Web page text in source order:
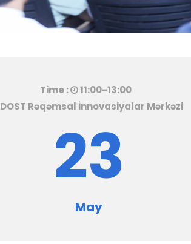
Time :
11:00-13:00
DOST Rəqəmsal İnnovasiyalar Mərkəzi
23
May